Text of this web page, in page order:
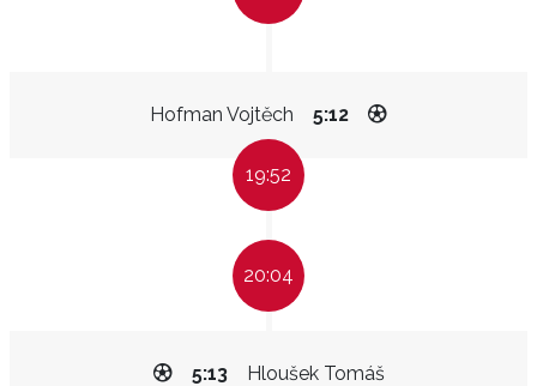
Hofman Vojtěch 5:12
19:52
20:04
Hloušek Tomáš
5:13